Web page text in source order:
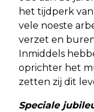
het tijdperk van
vele noeste
verzet en
Inmiddels
oprichter het
zetten zij dit
Speciale